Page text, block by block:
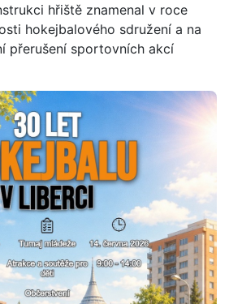
hřiště znamenal v roce
hokejbalového sdružení a na
přerušení sportovních akcí